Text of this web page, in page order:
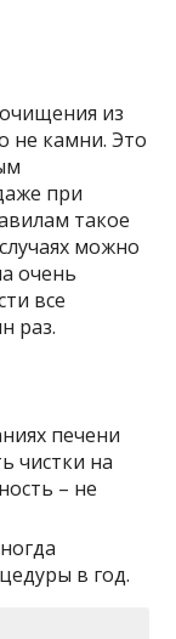
из
не камни. Это
при
такое
можно
очень
все
раз.
печени
чистки на
– не
в год.